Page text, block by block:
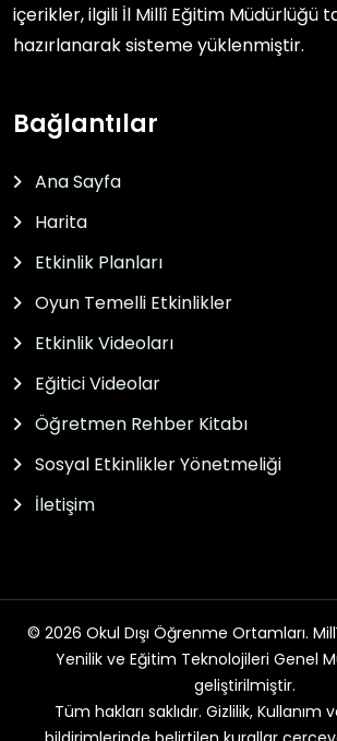
içerikler, ilgili İl Millî Eğitim Müdürlüğü
hazırlanarak sisteme yüklenmiştir.
Bağlantılar
Ana Sayfa
Harita
Etkinlik Planları
Oyun Temelli Etkinlikler
Etkinlik Videoları
Eğitici Videolar
Öğretmen Rehber Kitabı
Sosyal Etkinlikler Yönetmeliği
İletişim
© 2026 Okul Dışı Öğrenme Ortamları.
Yenilik ve Eğitim Teknolojileri Genel
geliştirilmiştir.
Tüm hakları saklıdır. Gizlilik, Kullanım